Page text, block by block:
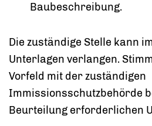
Baubeschreibung.
Die zuständige Stelle kann
Unterlagen verlangen.
Vorfeld mit der zuständigen
Immissionsschutzbehörde
Beurteilung erforderlichen